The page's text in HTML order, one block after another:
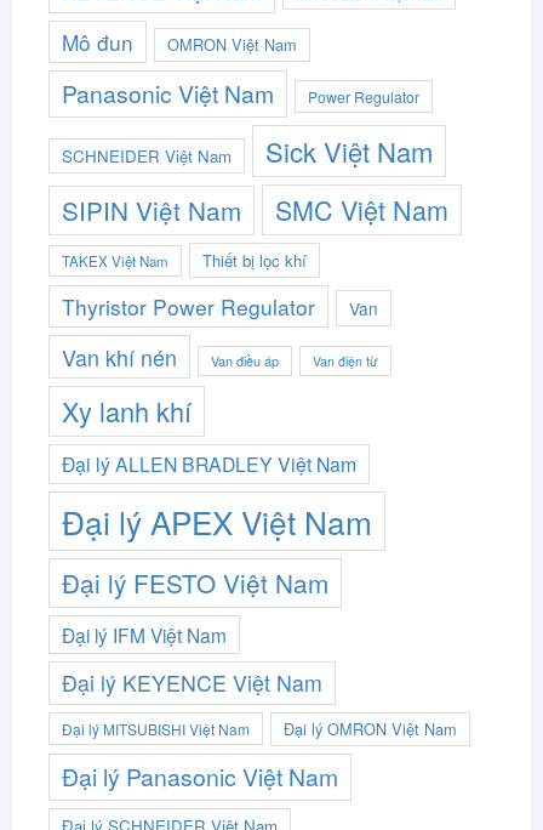
Mô đun OMRON Việt Nam
Panasonic Việt Nam Power Regulator
SCHNEIDER Việt Nam Sick Việt Nam
SIPIN Việt Nam SMC Việt Nam
TAKEX Việt Nam Thiết bị lọc khí
Thyristor Power Regulator Van
Van khí nén Van điều áp Van điện từ
Xy lanh khí
Đại lý ALLEN BRADLEY Việt Nam
Đại lý APEX Việt Nam
Đại lý FESTO Việt Nam
Đại lý IFM Việt Nam
Đại lý KEYENCE Việt Nam
Đại lý MITSUBISHI Việt Nam Đại lý OMRON Việt Nam
Đại lý Panasonic Việt Nam